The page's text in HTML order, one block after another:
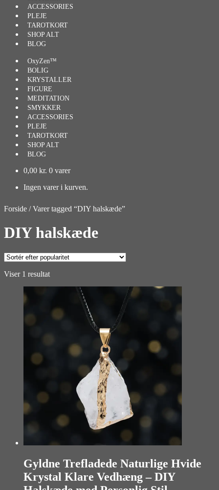
ACCESSORIES
PLEJE
TAROTKORT
SHOP ALT
BLOG
OxyZen™
BOLIG
KRYSTALLER
FIGURE
MEDITATION
SMYKKER
ACCESSORIES
PLEJE
TAROTKORT
SHOP ALT
BLOG
0,00 kr. 0 varer
Ingen varer i kurven.
Forside /Varer tagged “DIY halskæde”
DIY halskæde
Viser 1 resultat
Gyldne Trefladede Naturlige Hvide
Krystal Klare Vedhæng – DIY